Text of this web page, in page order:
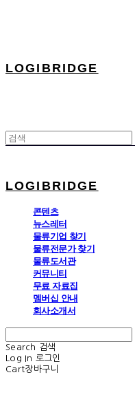
LOGIBRIDGE
LOGIBRIDGE
콘텐츠
뉴스레터
물류기업 찾기
물류전문가 찾기
물류도서관
커뮤니티
무료 자료집
멤버십 안내
회사소개서
Search
검색
Log In 로그인
Cart장바구니